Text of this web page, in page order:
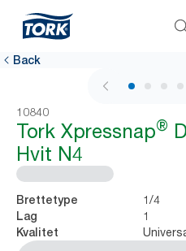
Back
1 / 7
10840
Tork Xpressnap®
Hvit N4
Brettetype 1/4
Lag 1
Kvalitet